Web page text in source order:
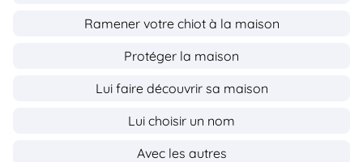
Ramener votre chiot à la maison
Protéger la maison
Lui faire découvrir sa maison
Lui choisir un nom
Avec les autres